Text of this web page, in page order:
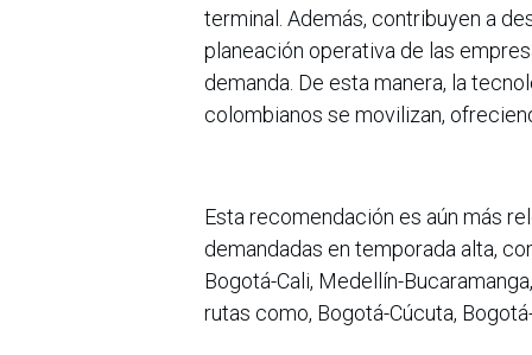
terminal. Además, contribuyen a
planeación operativa de las
demanda. De esta manera, la
colombianos se movilizan,
Esta recomendación es aún más
demandadas en temporada alta,
Bogotá-Cali, Medellín-
rutas como, Bogotá-Cúcuta,